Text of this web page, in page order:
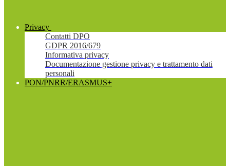
Privacy
Contatti DPO
GDPR 2016/679
Informativa privacy
Documentazione gestione privacy e trattamento dati
personali
PON/PNRR/ERASMUS+